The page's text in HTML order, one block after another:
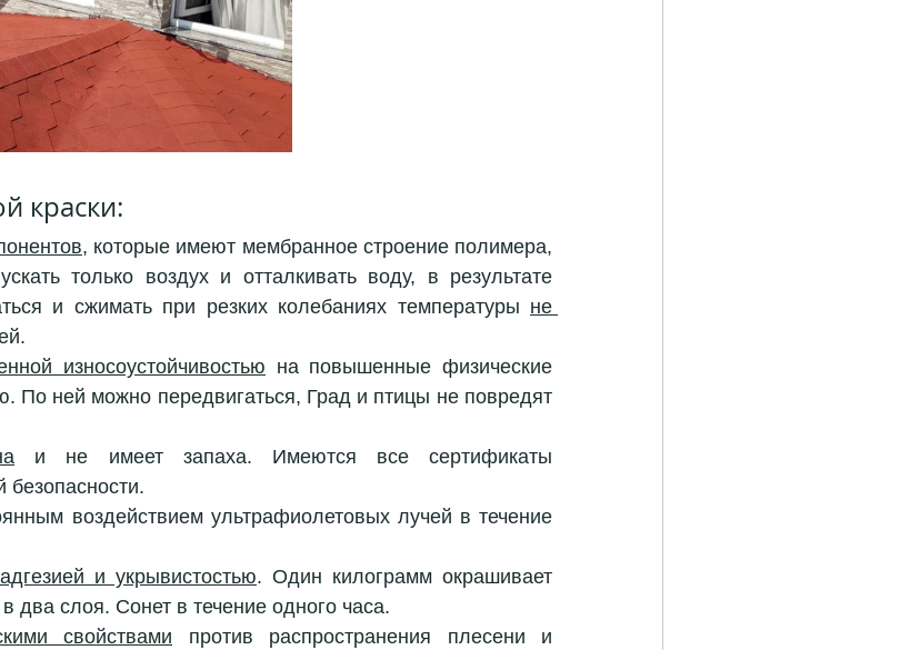
краски:
которые имеют мембранное строение полимера,
только воздух и отталкивать воду, в результате
и сжимать при резких колебаниях температуры не
износоустойчивостью на повышенные физические
По ней можно передвигаться, Град и птицы не повредят
и не имеет запаха. Имеются все сертификаты
безопасности.
воздействием ультрафиолетовых лучей в течение
и укрывистостью. Один килограмм окрашивает
два слоя. Сонет в течение одного часа.
свойствами против распространения плесени и